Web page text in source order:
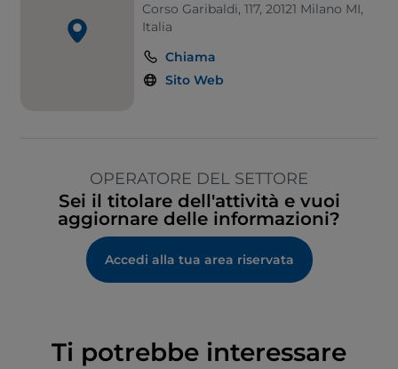
Corso Garibaldi, 117, 20121 Milano MI,
Italia
Chiama
Sito Web
OPERATORE DEL SETTORE
Sei il titolare dell'attività e vuoi
aggiornare delle informazioni?
Accedi alla tua area riservata
Ti potrebbe interessare